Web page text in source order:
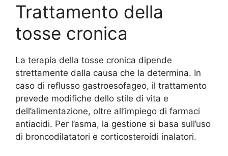
Trattamento della
tosse cronica
La terapia della tosse cronica dipende
strettamente dalla causa che la determina. In
caso di reflusso gastroesofageo, il trattamento
prevede modifiche dello stile di vita e
dell’alimentazione, oltre all’impiego di farmaci
antiacidi. Per l’asma, la gestione si basa sull’uso
di broncodilatatori e corticosteroidi inalatori.